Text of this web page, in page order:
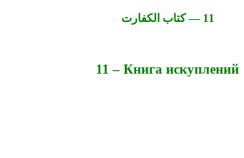
11 — كتاب الكفارت
11 – Книга искуплений